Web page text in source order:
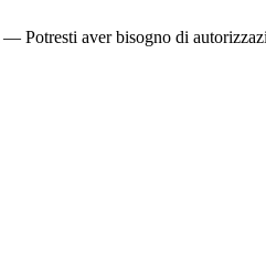
— Potresti aver bisogno di